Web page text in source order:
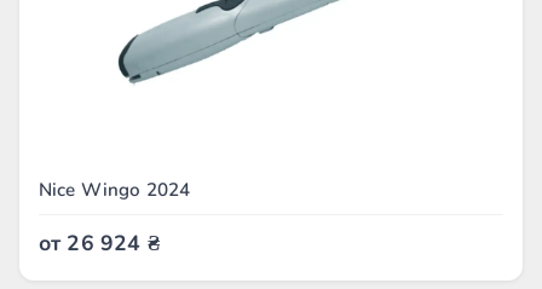
Nice Wingo 2024
от 26 924 ₴